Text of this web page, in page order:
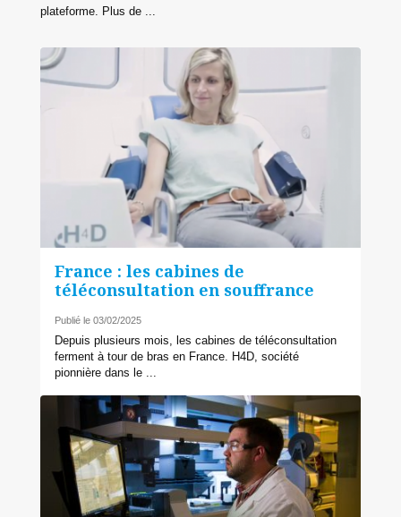
plateforme. Plus de ...
France : les cabines de
téléconsultation en souffrance
Publié le 03/02/2025
Depuis plusieurs mois, les cabines de téléconsultation
ferment à tour de bras en France. H4D, société
pionnière dans le ...